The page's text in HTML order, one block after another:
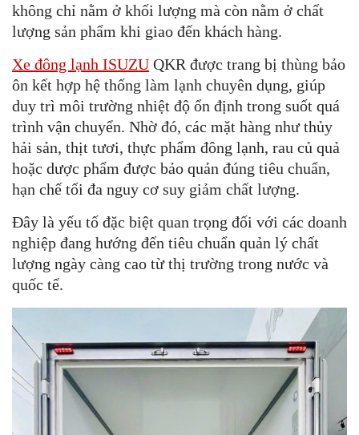
không chỉ nằm ở khối lượng mà còn nằm ở chất
lượng sản phẩm khi giao đến khách hàng.
Xe đông lạnh ISUZU QKR được trang bị thùng bảo
ôn kết hợp hệ thống làm lạnh chuyên dụng, giúp
duy trì môi trường nhiệt độ ổn định trong suốt quá
trình vận chuyển. Nhờ đó, các mặt hàng như thủy
hải sản, thịt tươi, thực phẩm đông lạnh, rau củ quả
hoặc dược phẩm được bảo quản đúng tiêu chuẩn,
hạn chế tối đa nguy cơ suy giảm chất lượng.
Đây là yếu tố đặc biệt quan trọng đối với các doanh
nghiệp đang hướng đến tiêu chuẩn quản lý chất
lượng ngày càng cao từ thị trường trong nước và
quốc tế.